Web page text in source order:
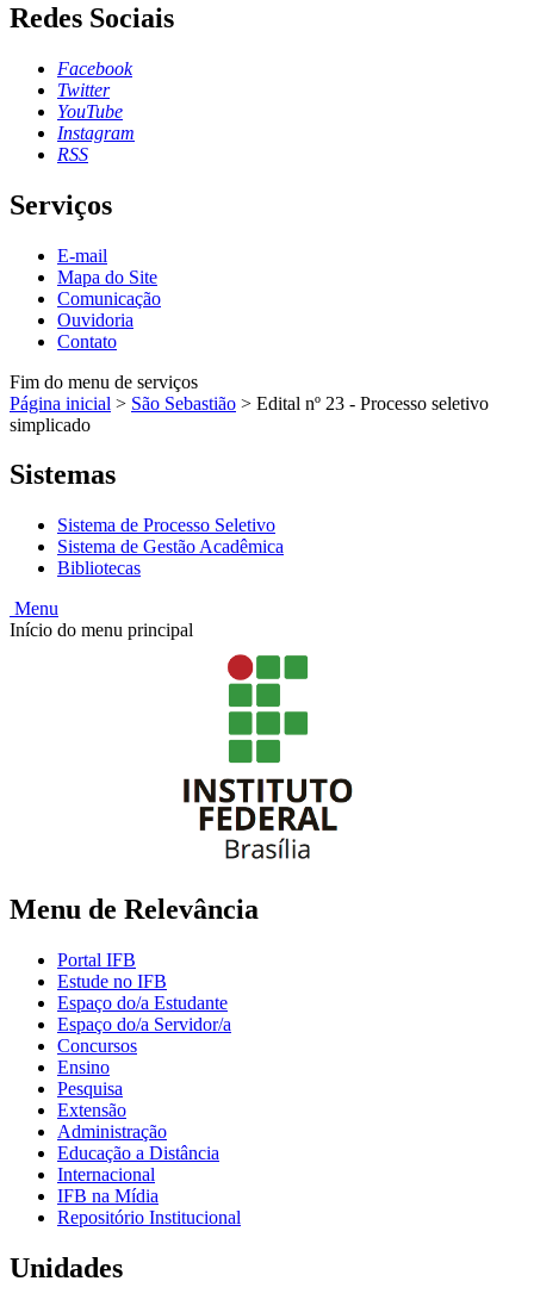
Redes Sociais
Facebook
Twitter
YouTube
Instagram
RSS
Serviços
E-mail
Mapa do Site
Comunicação
Ouvidoria
Contato
Fim do menu de serviços
Página inicial > São Sebastião > Edital nº 23 - Processo seletivo
simplicado
Sistemas
Sistema de Processo Seletivo
Sistema de Gestão Acadêmica
Bibliotecas
Menu
Início do menu principal
Menu de Relevância
Portal IFB
Estude no IFB
Espaço do/a Estudante
Espaço do/a Servidor/a
Concursos
Ensino
Pesquisa
Extensão
Administração
Educação a Distância
Internacional
IFB na Mídia
Repositório Institucional
Unidades